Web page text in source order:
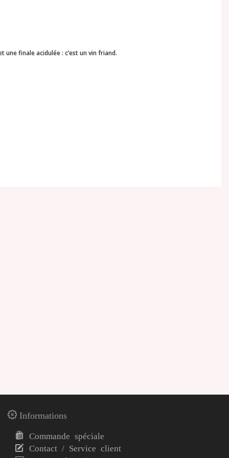
finale acidulée : c’est un vin friand.
Informations
Commande spéciale
Contact / Service client